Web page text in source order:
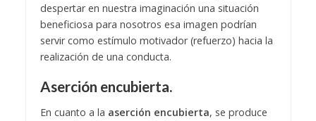
despertar en nuestra imaginación una situación
beneficiosa para nosotros esa imagen podrían
servir como estímulo motivador (refuerzo) hacia la
realización de una conducta.
Aserción encubierta.
En cuanto a la aserción encubierta, se produce